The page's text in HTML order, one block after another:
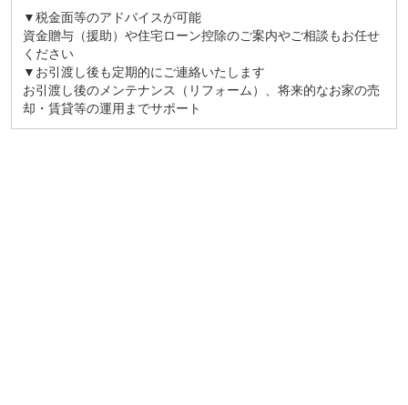
▼税金面等のアドバイスが可能
資金贈与（援助）や住宅ローン控除のご案内やご相談もお任せ
ください
▼お引渡し後も定期的にご連絡いたします
お引渡し後のメンテナンス（リフォーム）、将来的なお家の売
却・賃貸等の運用までサポート